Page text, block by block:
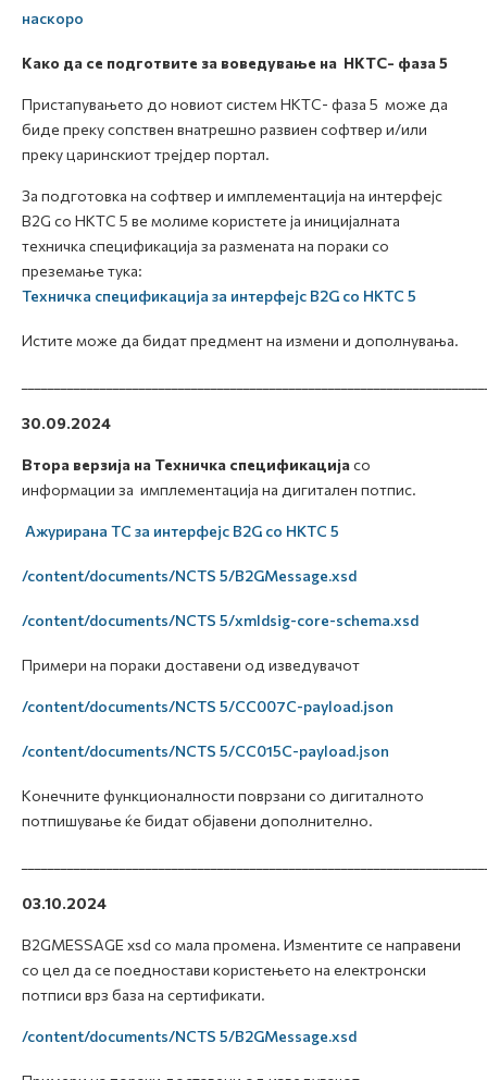
наскоро
Како да се подготвите за воведување на НКТС- фаза 5
Пристапувањето до новиот систем НКТС- фаза 5 може да
биде преку сопствен внатрешно развиен софтвер и/или
преку царинскиот трејдер портал.
За подготовка на софтвер и имплементација на интерфејс
B2G со НКТС 5 ве молиме користете ја иницијалната
техничка спецификација за размената на пораки со
преземање тука:
Техничка спецификација за интерфејс B2G со НКТС 5
Истите може да бидат предмент на измени и дополнувања.
30.09.2024
Втора верзија на Техничка спецификацијасо
информации за имплементација на дигитален потпис.
Ажурирана ТС за интерфејс B2G со НКТС 5
/content/documents/NCTS 5/B2GMessage.xsd
/content/documents/NCTS 5/xmldsig-core-schema.xsd
Примери на пораки доставени од изведувачот
/content/documents/NCTS 5/CC007C-payload.json
/content/documents/NCTS 5/CC015C-payload.json
Конечните функционалности поврзани со дигиталното
потпишување ќе бидат објавени дополнително.
03.10.2024
B2GMESSAGE xsd со мала промена. Изментите се направени
со цел да се поедностави користењето на електронски
потписи врз база на сертификати.
/content/documents/NCTS 5/B2GMessage.xsd